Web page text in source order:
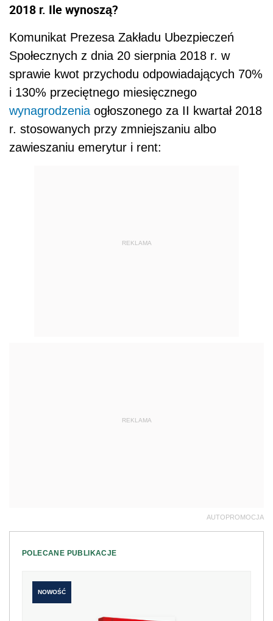
2018 r. Ile wynoszą?
Komunikat Prezesa Zakładu Ubezpieczeń
Społecznych z dnia 20 sierpnia 2018 r. w
sprawie kwot przychodu odpowiadających 70%
i 130% przeciętnego miesięcznego
wynagrodzenia ogłoszonego za II kwartał 2018
r. stosowanych przy zmniejszaniu albo
zawieszaniu emerytur i rent:
REKLAMA
REKLAMA
AUTOPROMOCJA
POLECANE PUBLIKACJE
NOWOŚĆ